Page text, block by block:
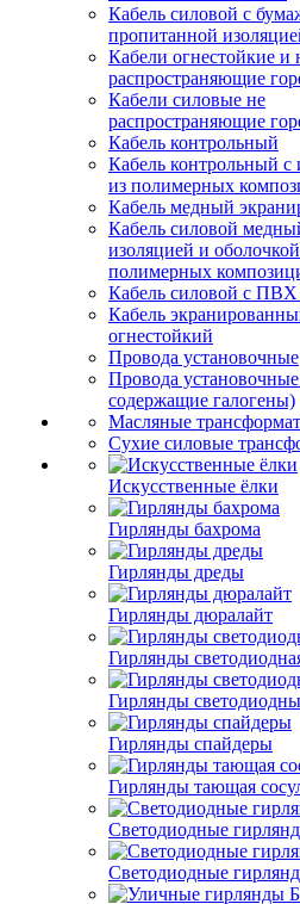
Кабель силовой с
пропитанной
Кабели огнестойкие и
распространяющие
Кабели силовые не
распространяющие
Кабель контрольный
Кабель контрольный с
из полимерных
Кабель медный
Кабель силовой
изоляцией и
полимерных
Кабель силовой с ПВХ
Кабель
огнестойкий
Провода установочные
Провода
содержащие галогены)
Масляные
Сухие силовые
Искусственные ёлки
Гирлянды бахрома
Гирлянды дреды
Гирлянды дюралайт
Гирлянды
Гирлянды
Гирлянды спайдеры
Гирлянды тающая
Светодиодные
Светодиодные